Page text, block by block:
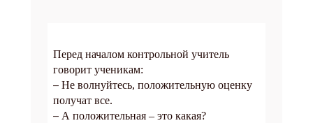
Перед началом контрольной учитель
говорит ученикам:
– Не волнуйтесь, положительную оценку
получат все.
– А положительная – это какая?